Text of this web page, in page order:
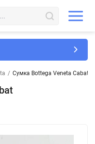
/ Сумка Bottega Veneta Cabat